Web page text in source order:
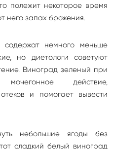
полежит некоторое время
него запах брожения.
немного меньше
но диетологи советуют
Виноград зеленый при
действие,
и помогает вывести
небольшие ягоды без
сладкий белый виноград